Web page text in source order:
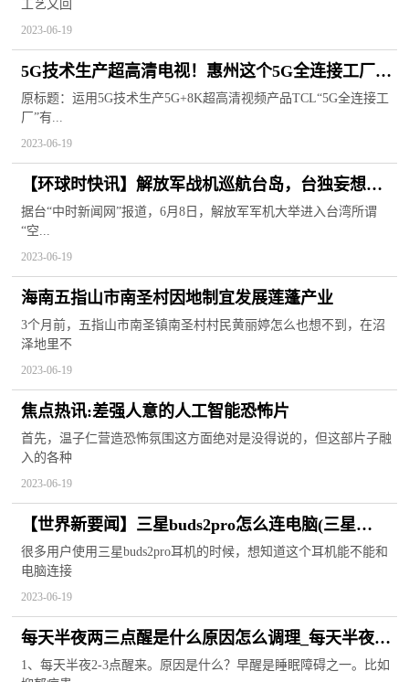
工艺又回
2023-06-19
5G技术生产超高清电视！惠州这个5G全连接工厂了
解一下 当前热点
原标题：运用5G技术生产5G+8K超高清视频产品TCL“5G全连接工
厂”有...
2023-06-19
【环球时快讯】解放军战机巡航台岛，台独妄想必
败
据台“中时新闻网”报道，6月8日，解放军军机大举进入台湾所谓
“空...
2023-06-19
海南五指山市南圣村因地制宜发展莲蓬产业
3个月前，五指山市南圣镇南圣村村民黄丽婷怎么也想不到，在沼
泽地里不
2023-06-19
焦点热讯:差强人意的人工智能恐怖片
首先，温子仁营造恐怖氛围这方面绝对是没得说的，但这部片子融
入的各种
2023-06-19
【世界新要闻】三星buds2pro怎么连电脑(三星
buds2连接电脑)
很多用户使用三星buds2pro耳机的时候，想知道这个耳机能不能和
电脑连接
2023-06-19
每天半夜两三点醒是什么原因怎么调理_每天半夜两
三点醒是什么原因
1、每天半夜2-3点醒来。原因是什么？早醒是睡眠障碍之一。比如